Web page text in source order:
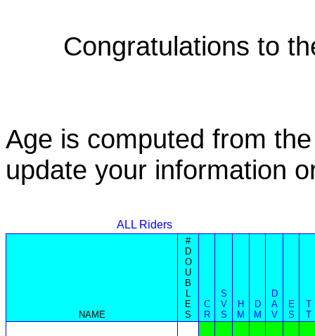
Congratulations to
Age is computed from
update your information
ALL Riders
NAME
#
D
O
U
B
L
E
S
C
R
S
V
S
H
M
D
M
D
A
V
E
S
T
T